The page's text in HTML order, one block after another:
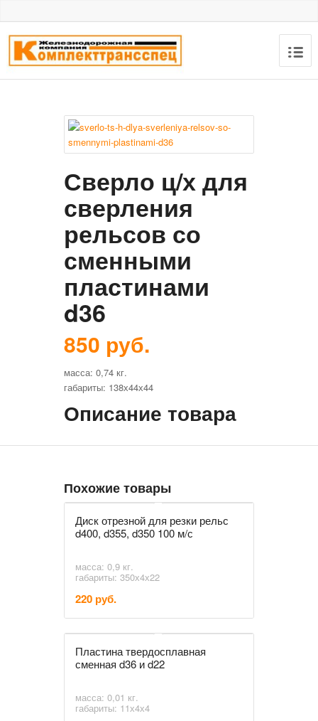
Сверло ц/х для
сверления
рельсов со
сменными
пластинами
d36
850 руб.
масса: 0,74 кг.
габариты: 138х44х44
Описание товара
Похожие товары
Диск отрезной для резки рельс
d400, d355, d350 100 м/с
масса: 0,9 кг.
габариты: 350х4х22
220 руб.
Пластина твердосплавная
сменная d36 и d22
масса: 0,01 кг.
габариты: 11х4х4